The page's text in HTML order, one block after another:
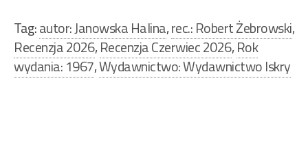
Tag:autor: Janowska Halina,rec.: Robert Żebrowski,
Recenzja 2026,Recenzja Czerwiec 2026,Rok
wydania: 1967,Wydawnictwo: Wydawnictwo Iskry